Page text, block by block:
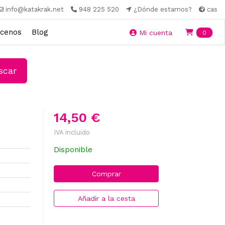
info@katakrak.net 948 225 520 ¿Dónde estamos? cas
Blog Mi cuenta 0
14,50 €
IVA incluido
Disponible
Comprar
Añadir a la cesta